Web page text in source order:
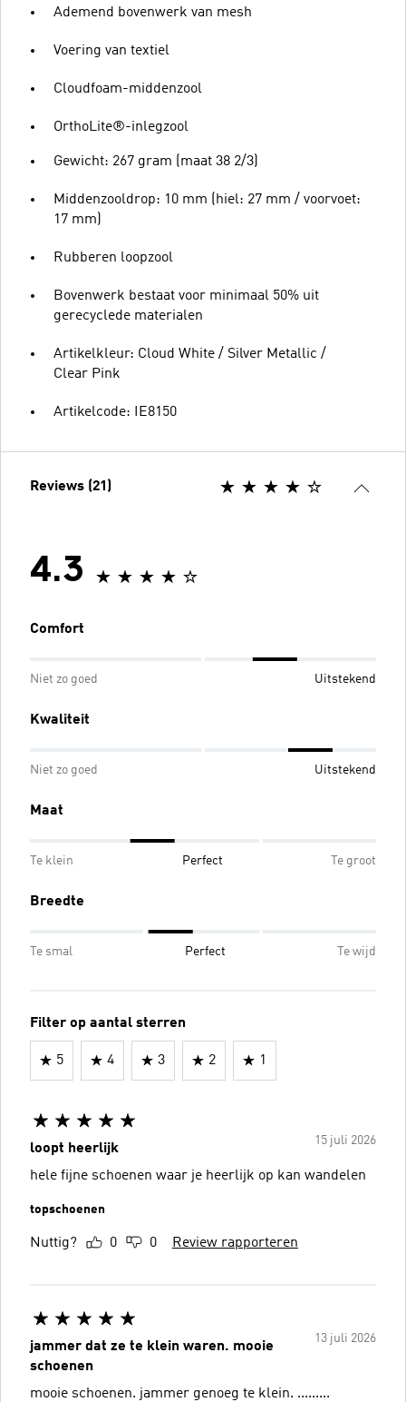
Ademend bovenwerk van mesh
Voering van textiel
Cloudfoam-middenzool
OrthoLite®-inlegzool
Gewicht: 267 gram (maat 38 2/3)
Middenzooldrop: 10 mm (hiel: 27 mm / voorvoet:
17 mm)
Rubberen loopzool
Bovenwerk bestaat voor minimaal 50% uit
gerecyclede materialen
Artikelkleur: Cloud White / Silver Metallic /
Clear Pink
Artikelcode: IE8150
Reviews (21)
4.3
Comfort
Niet zo goed Uitstekend
Kwaliteit
Niet zo goed Uitstekend
Maat
Te klein Perfect Te groot
Breedte
Te smal Perfect Te wijd
Filter op aantal sterren
5 4 3 2 1
15 juli 2026
loopt heerlijk
hele fijne schoenen waar je heerlijk op kan wandelen
topschoenen
Nuttig? 0 0 Review rapporteren
13 juli 2026
jammer dat ze te klein waren. mooie
schoenen
mooie schoenen. jammer genoeg te klein. .........